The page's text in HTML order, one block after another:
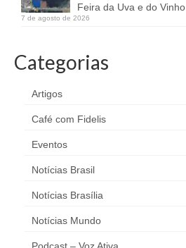
Feira da Uva e do Vinho
7 de agosto de 2026
Categorias
Artigos
Café com Fidelis
Eventos
Notícias Brasil
Notícias Brasília
Notícias Mundo